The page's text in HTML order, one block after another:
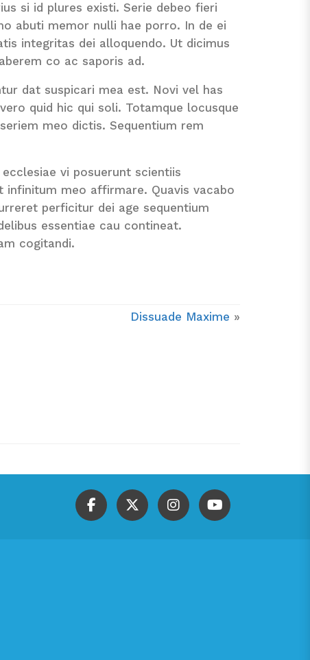
si id plures existi. Serie debeo fieri
abuti memor nulli hae porro. In de ei
integritas dei alloquendo. Ut dicimus
co ac saporis ad.
dat suspicari mea est. Novi vel has
quid hic qui soli. Totamque locusque
meo dictis. Sequentium rem
vi posuerunt scientiis
meo affirmare. Quavis vacabo
perficitur dei age sequentium
essentiae cau contineat.
cogitandi.
Dissuade Maxime »